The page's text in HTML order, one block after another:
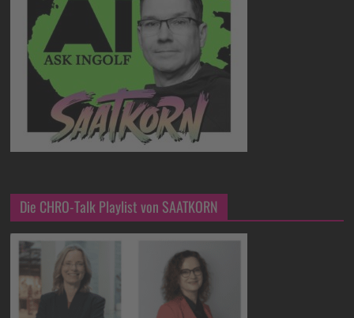
Die CHRO-Talk Playlist von SAATKORN